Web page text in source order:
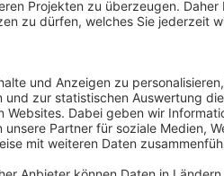
und wünschen sich, dass wir
Auch das geht!
an …“ einfach „direkt an
wir das Geschenk in Ihrem
machen bevor das
zum Ausdrucken oder